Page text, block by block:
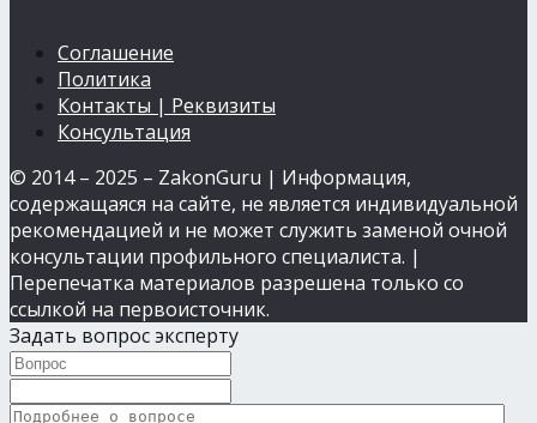
Соглашение
Политика
Контакты | Реквизиты
Консультация
© 2014 – 2025 – ZakonGuru | Информация,
содержащаяся на сайте, не является индивидуальной
рекомендацией и не может служить заменой очной
консультации профильного специалиста. |
Перепечатка материалов разрешена только со
ссылкой на первоисточник.
Задать вопрос эксперту